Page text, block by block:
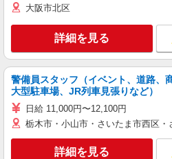
大阪市北区
詳細を見る
警備員スタッフ（イベント、道路、
大型駐車場、JR列車見張りなど）
日給 11,000円〜12,100円
栃木市・小山市・さいたま市西区
詳細を見る